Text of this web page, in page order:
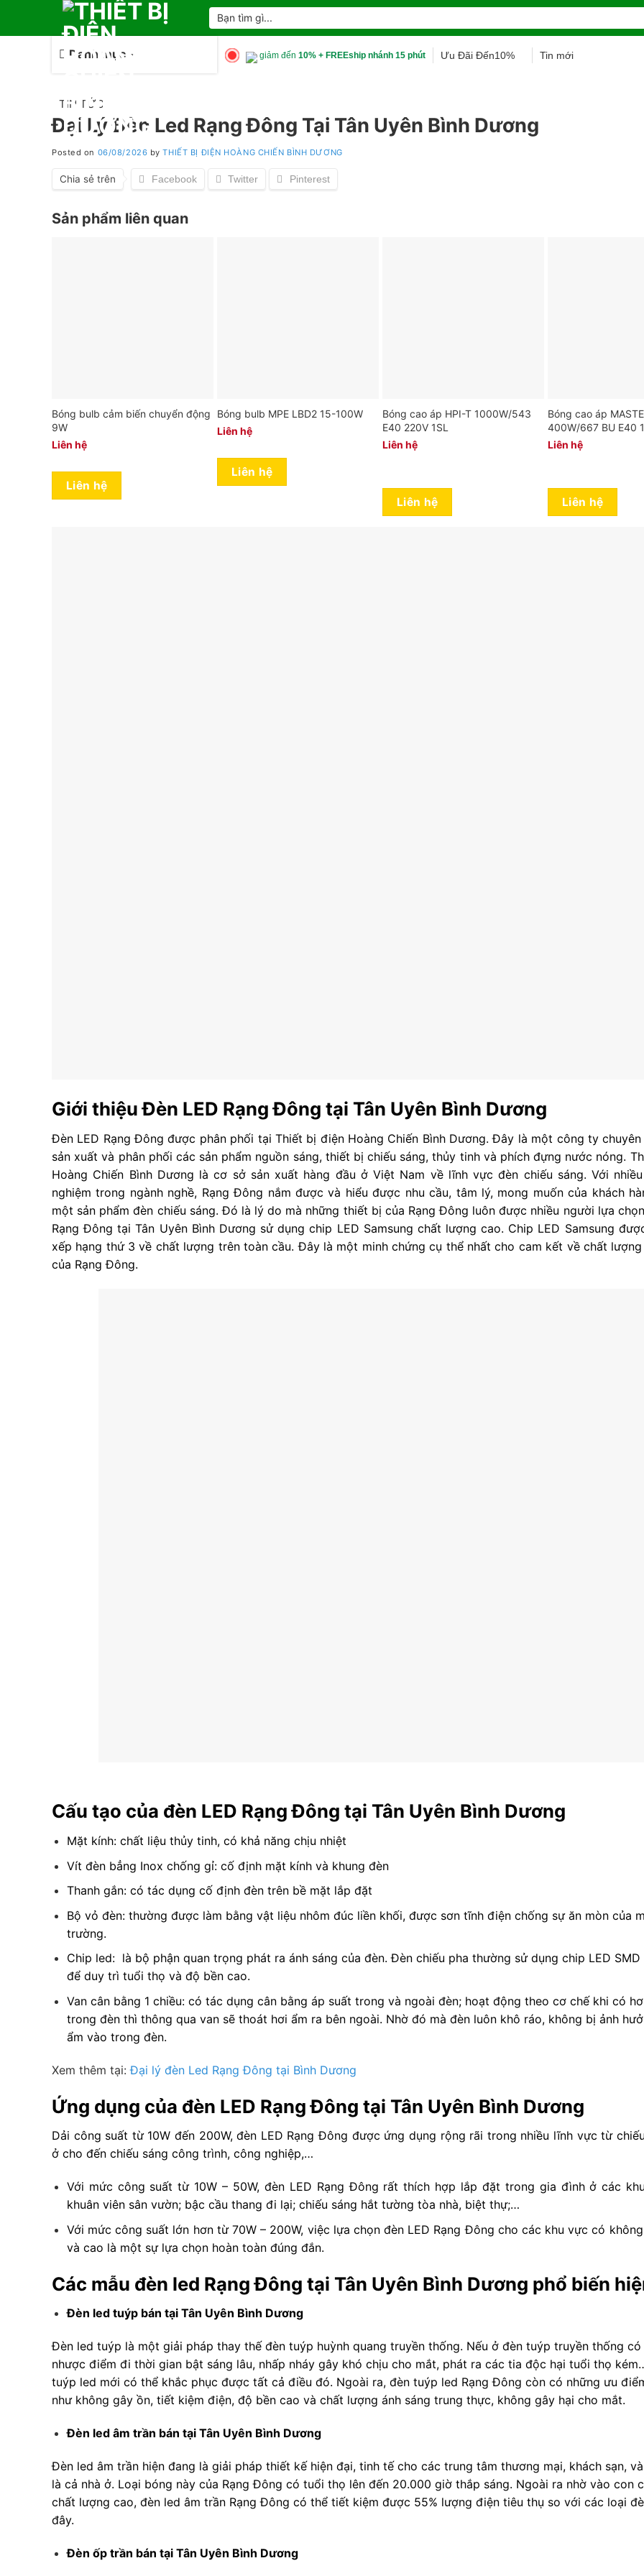
Tìm
kiếm:
Danh mục giảm đến 10% + FREEship nhánh 15 phút Ưu Đãi Đến10% Tin mới
TIN TỨC
Đại Lý Đèn Led Rạng Đông Tại Tân Uyên Bình Dương
Posted on 06/08/2026 byTHIẾT BỊ ĐIỆN HOÀNG CHIẾN BÌNH DƯƠNG
Chia sẻ trên
Sản phẩm liên quan
Bóng bulb cảm biến chuyển động
9W
Liên hệ
Liên hệ
Bóng bulb MPE LBD2 15-100W
Liên hệ
Liên hệ
Bóng cao áp HPI-T 1000W/543
E40 220V 1SL
Liên hệ
Liên hệ
Bóng cao áp
400W/667 BU E40
Liên hệ
Liên hệ
Giới thiệu Đèn LED Rạng Đông tại Tân Uyên Bình Dương
Đèn LED Rạng Đông được phân phối tại Thiết bị điện Hoàng Chiến Bình Dương. Đây là một công ty
sản xuất và phân phối các sản phẩm nguồn sáng, thiết bị chiếu sáng, thủy tinh và phích đựng nước nóng.
Hoàng Chiến Bình Dương là cơ sở sản xuất hàng đầu ở Việt Nam về lĩnh vực đèn chiếu sáng. Với
nghiệm trong ngành nghề, Rạng Đông nắm được và hiểu được nhu cầu, tâm lý, mong muốn của khách
một sản phẩm đèn chiếu sáng. Đó là lý do mà những thiết bị của Rạng Đông luôn được nhiều người lựa
Rạng Đông tạiTân Uyên Bình Dương sử dụng chip LED Samsung chất lượng cao. Chip LED Samsung
xếp hạng thứ 3 về chất lượng trên toàn cầu. Đây là một minh chứng cụ thể nhất cho cam kết về chất lượng
của Rạng Đông.
Cấu tạo của đèn LED Rạng Đông tại Tân Uyên Bình Dương
Mặt kính: chất liệu thủy tinh, có khả năng chịu nhiệt
Vít đèn bẳng Inox chống gỉ: cố định mặt kính và khung đèn
Thanh gắn: có tác dụng cố định đèn trên bề mặt lắp đặt
Bộ vỏ đèn: thường được làm bằng vật liệu nhôm đúc liền khối, được sơn tĩnh điện chống sự ăn mòn của
trường.
Chip led: là bộ phận quan trọng phát ra ánh sáng của đèn. Đèn chiếu pha thường sử dụng chip LED SMD
để duy trì tuổi thọ và độ bền cao.
Van cân bằng 1 chiều: có tác dụng cân bằng áp suất trong và ngoài đèn; hoạt động theo cơ chế khi có
trong đèn thì thông qua van sẽ thoát hơi ẩm ra bên ngoài. Nhờ đó mà đèn luôn khô ráo, không bị ảnh
ẩm vào trong đèn.
Xem thêm tại:Đại lý đèn Led Rạng Đông tại Bình Dương
Ứng dụng của đèn LED Rạng Đông tại Tân Uyên Bình Dương
Dải công suất từ 10W đến 200W, đèn LED Rạng Đông được ứng dụng rộng rãi trong nhiều lĩnh vực từ
ở cho đến chiếu sáng công trình, công nghiệp,…
Với mức công suất từ 10W – 50W, đèn LED Rạng Đông rất thích hợp lắp đặt trong gia đình ở các
khuân viên sân vườn; bậc cầu thang đi lại; chiếu sáng hắt tường tòa nhà, biệt thự;…
Với mức công suất lớn hơn từ 70W – 200W, việc lựa chọn đèn LED Rạng Đông cho các khu vực có
và cao là một sự lựa chọn hoàn toàn đúng đắn.
Các mẫu đèn led Rạng Đông tại Tân Uyên Bình Dương phổ biến
Đèn led tuýp bán tại Tân Uyên Bình Dương
Đèn led tuýp là một giải pháp thay thế đèn tuýp huỳnh quang truyền thống. Nếu ở đèn tuýp truyền thống có
nhược điểm đi thời gian bật sáng lâu, nhấp nháy gây khó chịu cho mắt, phát ra các tia độc hại tuổi thọ
tuýp led mới có thể khắc phục được tất cả điều đó. Ngoài ra, đèn tuýp led Rạng Đông còn có những ưu
như không gây ồn, tiết kiệm điện, độ bền cao và chất lượng ánh sáng trung thực, không gây hại cho mắt.
Đèn led âm trần bán tại Tân Uyên Bình Dương
Đèn led âm trần hiện đang là giải pháp thiết kế hiện đại, tinh tế cho các trung tâm thương mại, khách sạn,
là cả nhà ở. Loại bóng này của Rạng Đông có tuổi thọ lên đến 20.000 giờ thắp sáng. Ngoài ra nhờ vào con
chất lượng cao, đèn led âm trần Rạng Đông có thể tiết kiệm được 55% lượng điện tiêu thụ so với các loại
đây.
Đèn ốp trần bán tại Tân Uyên Bình Dương